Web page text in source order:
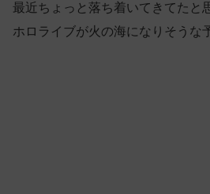
最近ちょっと落ち着いてきてたと
ホロライブが火の海になりそうな